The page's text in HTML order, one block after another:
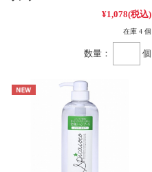
¥1,078(税込)
在庫 4 個
数量： 個